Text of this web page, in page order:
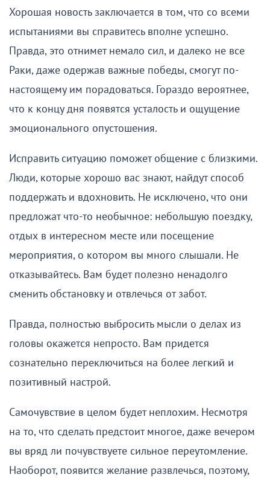
Хорошая новость заключается в том, что со всеми
испытаниями вы справитесь вполне успешно.
Правда, это отнимет немало сил, и далеко не все
Раки, даже одержав важные победы, смогут по-
настоящему им порадоваться. Гораздо вероятнее,
что к концу дня появятся усталость и ощущение
эмоционального опустошения.
Исправить ситуацию поможет общение с близкими.
Люди, которые хорошо вас знают, найдут способ
поддержать и вдохновить. Не исключено, что они
предложат что-то необычное: небольшую поездку,
отдых в интересном месте или посещение
мероприятия, о котором вы много слышали. Не
отказывайтесь. Вам будет полезно ненадолго
сменить обстановку и отвлечься от забот.
Правда, полностью выбросить мысли о делах из
головы окажется непросто. Вам придется
сознательно переключиться на более легкий и
позитивный настрой.
Самочувствие в целом будет неплохим. Несмотря
на то, что сделать предстоит многое, даже вечером
вы вряд ли почувствуете сильное переутомление.
Наоборот, появится желание развлечься, поэтому,